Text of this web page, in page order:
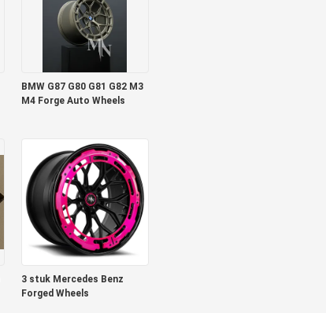
BMW G87 G80 G81 G82 M3
M4 Forge Auto Wheels
3 stuk Mercedes Benz
Forged Wheels